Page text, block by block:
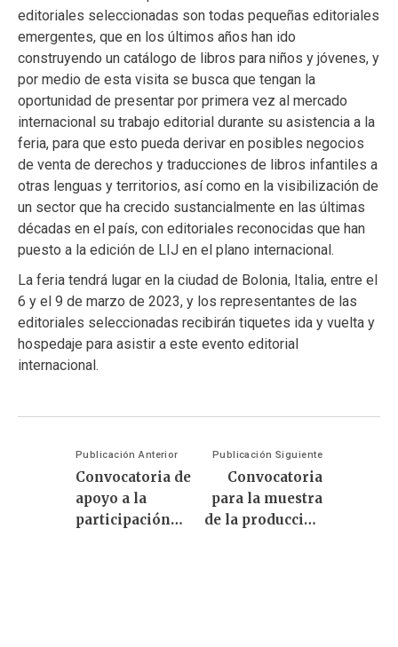
editoriales seleccionadas son todas pequeñas editoriales
emergentes, que en los últimos años han ido
construyendo un catálogo de libros para niños y jóvenes, y
por medio de esta visita se busca que tengan la
oportunidad de presentar por primera vez al mercado
internacional su trabajo editorial durante su asistencia a la
feria, para que esto pueda derivar en posibles negocios
de venta de derechos y traducciones de libros infantiles a
otras lenguas y territorios, así como en la visibilización de
un sector que ha crecido sustancialmente en las últimas
décadas en el país, con editoriales reconocidas que han
puesto a la edición de LIJ en el plano internacional.
La feria tendrá lugar en la ciudad de Bolonia, Italia, entre el
6 y el 9 de marzo de 2023, y los representantes de las
editoriales seleccionadas recibirán tiquetes ida y vuelta y
hospedaje para asistir a este evento editorial
internacional.
Publicación Anterior
Convocatoria de
apoyo a la
participación
Publicación Siguiente
Convocatoria
para la muestra
de la producción